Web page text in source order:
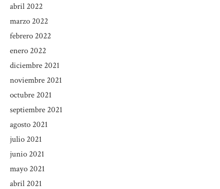
abril 2022
marzo 2022
febrero 2022
enero 2022
diciembre 2021
noviembre 2021
octubre 2021
septiembre 2021
agosto 2021
julio 2021
junio 2021
mayo 2021
abril 2021